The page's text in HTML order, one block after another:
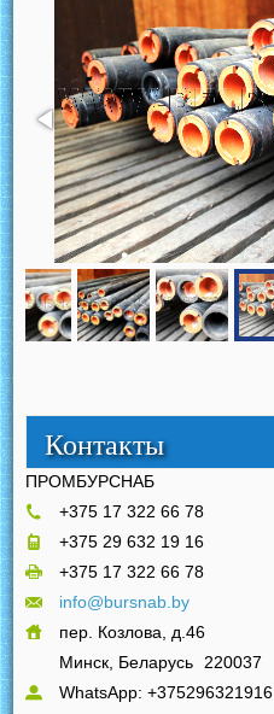
Контакты
ПРОМБУРСНАБ
+375 17 322 66 78
+375 29 632 19 16
+375 17 322 66 78
info@bursnab.by
пер. Козлова, д.46
Минск, Беларусь 220037
WhatsApp: +375296321916